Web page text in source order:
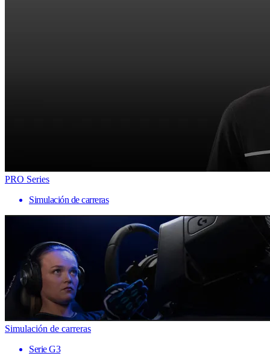
PRO Series
Simulación de carreras
Simulación de carreras
Serie G3